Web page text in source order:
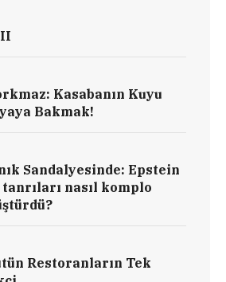
Kasabanın Kuyu
Bakmak!
Sandalyesinde: Epstein
nasıl komplo
Restoranların Tek